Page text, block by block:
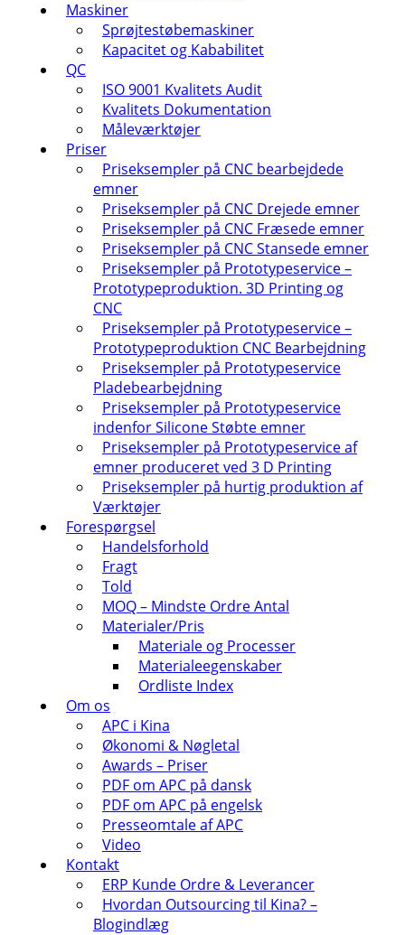
Maskiner
Sprøjtestøbemaskiner
Kapacitet og Kababilitet
QC
ISO 9001 Kvalitets Audit
Kvalitets Dokumentation
Måleværktøjer
Priser
Priseksempler på CNC bearbejdede
emner
Priseksempler på CNC Drejede emner
Priseksempler på CNC Fræsede emner
Priseksempler på CNC Stansede emner
Priseksempler på Prototypeservice –
Prototypeproduktion. 3D Printing og
CNC
Priseksempler på Prototypeservice –
Prototypeproduktion CNC Bearbejdning
Priseksempler på Prototypeservice
Pladebearbejdning
Priseksempler på Prototypeservice
indenfor Silicone Støbte emner
Priseksempler på Prototypeservice af
emner produceret ved 3 D Printing
Priseksempler på hurtig produktion af
Værktøjer
Forespørgsel
Handelsforhold
Fragt
Told
MOQ – Mindste Ordre Antal
Materialer/Pris
Materiale og Processer
Materialeegenskaber
Ordliste Index
Om os
APC i Kina
Økonomi & Nøgletal
Awards – Priser
PDF om APC på dansk
PDF om APC på engelsk
Presseomtale af APC
Video
Kontakt
ERP Kunde Ordre & Leverancer
Hvordan Outsourcing til Kina? –
Blogindlæg